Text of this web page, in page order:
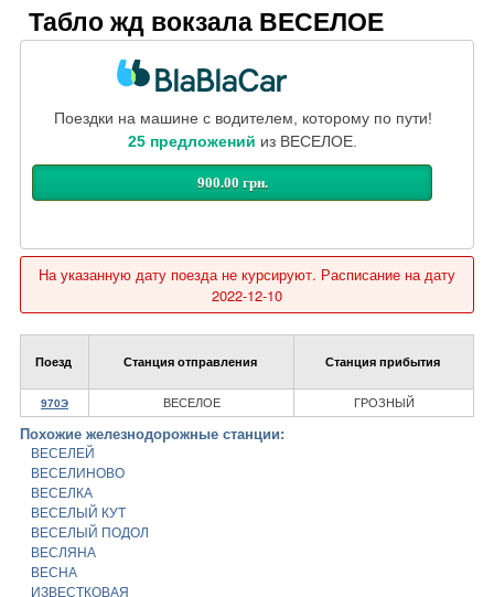
Табло жд вокзала ВЕСЕЛОЕ
Поездки на машине с водителем, которому по пути!
25 предложений из ВЕСЕЛОЕ.
900.00 грн.
На указанную дату поезда не курсируют. Расписание на дату
2022-12-10
Поезд Станция отправления Станция прибытия
970Э ВЕСЕЛОЕ ГРОЗНЫЙ
Похожие железнодорожные станции:
ВЕСЕЛЕЙ
ВЕСЕЛИНОВО
ВЕСЕЛКА
ВЕСЕЛЫЙ КУТ
ВЕСЕЛЫЙ ПОДОЛ
ВЕСЛЯНА
ВЕСНА
ИЗВЕСТКОВАЯ